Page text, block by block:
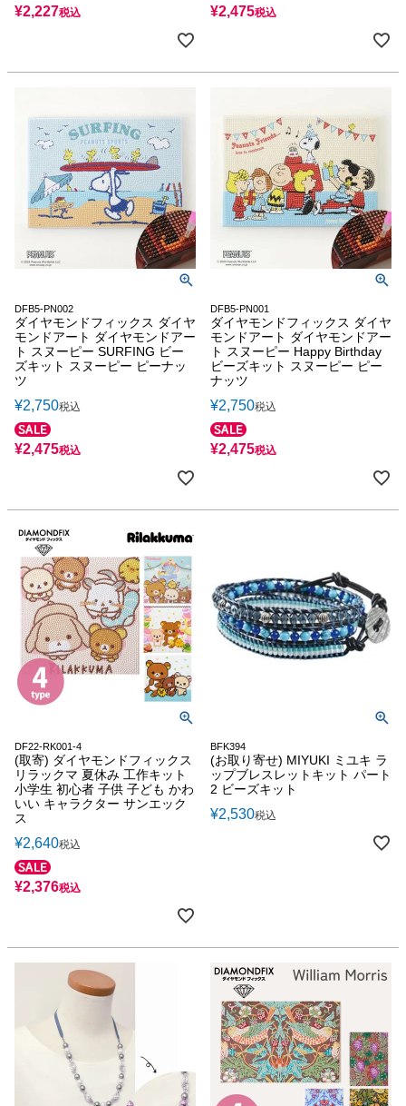
¥2,227税込 ¥2,475税込
DFB5-PN002
ダイヤモンドフィックス ダイヤ
モンドアート ダイヤモンドアー
ト スヌーピー SURFING ビー
ズキット スヌーピー ピーナッ
ツ
¥2,750税込
¥2,475税込
DFB5-PN001
ダイヤモンドフィックス ダイヤ
モンドアート ダイヤモンドアー
ト スヌーピー Happy Birthday
ビーズキット スヌーピー ピー
ナッツ
¥2,750税込
¥2,475税込
DF22-RK001-4
(取寄) ダイヤモンドフィックス
リラックマ 夏休み 工作キット
小学生 初心者 子供 子ども かわ
いい キャラクター サンエック
ス
¥2,640税込
¥2,376税込
BFK394
(お取り寄せ) MIYUKI ミユキ ラ
ップブレスレットキット パート
2 ビーズキット
¥2,530税込